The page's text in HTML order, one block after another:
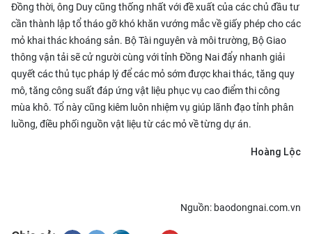
Đồng thời, ông Duy cũng thống nhất với đề xuất của các chủ đầu tư
cần thành lập tổ tháo gỡ khó khăn vướng mắc về giấy phép cho các
mỏ khai thác khoáng sản. Bộ Tài nguyên và môi trường, Bộ Giao
thông vận tải sẽ cử người cùng với tỉnh Đồng Nai đẩy nhanh giải
quyết các thủ tục pháp lý để các mỏ sớm được khai thác, tăng quy
mô, tăng công suất đáp ứng vật liệu phục vụ cao điểm thi công
mùa khô. Tổ này cũng kiêm luôn nhiệm vụ giúp lãnh đạo tỉnh phân
luồng, điều phối nguồn vật liệu từ các mỏ về từng dự án.
Hoàng Lộc
Nguồn: baodongnai.com.vn